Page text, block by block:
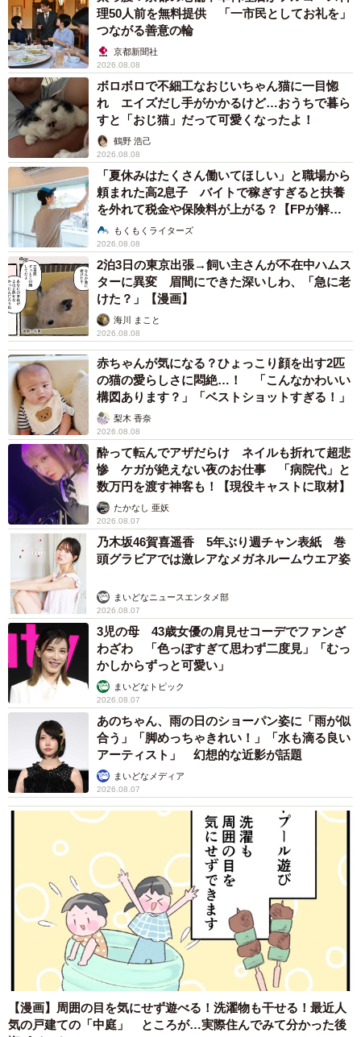
理50人前を無料提供 「一市民としてお礼を」
つながる善意の輪
京都新聞社
2026.08.08
ボロボロで不細工なおじいちゃん猫に一目惚
れ エイズだし手がかかるけど…おうちで暮ら
すと「おじ猫」だって可愛くなったよ！
鶴野 浩己
2026.08.08
「夏休みはたくさん働いてほしい」と職場から
頼まれた高2息子 バイトで稼ぎすぎると扶養
を外れて税金や保険料が上がる？【FPが解
説】もくもくライターズ
2026.08.08
2泊3日の東京出張→飼い主さんが不在中ハムス
ターに異変 眉間にできた深いしわ、「急に老
けた？」【漫画】
海川 まこと
2026.08.08
赤ちゃんが気になる？ひょっこり顔を出す2匹
の猫の愛らしさに悶絶…！ 「こんなかわいい
構図あります？」「ベストショットすぎる！」
梨木 香奈
2026.08.08
酔って転んでアザだらけ ネイルも折れて超悲
惨 ケガが絶えない夜のお仕事 「病院代」と
数万円を渡す神客も！【現役キャストに取材】
たかなし 亜妖
2026.08.07
乃木坂46賀喜遥香 5年ぶり週チャン表紙 巻
頭グラビアでは激レアなメガネルームウエア姿
まいどなニュースエンタメ部
2026.08.07
3児の母 43歳女優の肩見せコーデでファンざ
わざわ 「色っぽすぎて思わず二度見」「むっ
かしからずっと可愛い」
まいどなトピック
2026.08.07
あのちゃん、雨の日のショーパン姿に「雨が似
合う」「脚めっちゃきれい！」「水も滴る良い
アーティスト」 幻想的な近影が話題
まいどなメディア
2026.08.07
【漫画】周囲の目を気にせず遊べる！洗濯物も干せる！最近人
気の戸建ての「中庭」 ところが…実際住んでみて分かった後